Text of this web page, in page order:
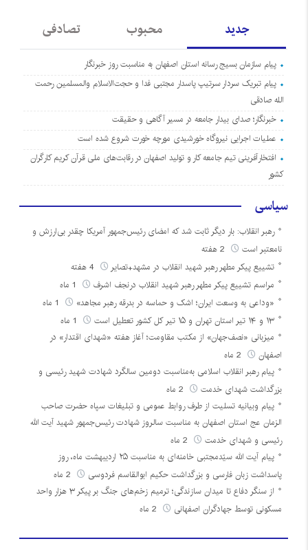
جدید محبوب تصادفی
پیام سازمان بسیج رسانه استان اصفهان به مناسبت روز خبرنگار
پیام تبریک سردار سرتیپ پاسدار مجتبی فدا و حجت‌الاسلام والمسلمین رحمت
الله صادقی
خبرنگار؛ صدای بیدار جامعه در مسیر آگاهی و حقیقت
عملیات اجرایی نیروگاه خورشیدی مورچه خورت شروع شده است
افتخارآفرینی تیم جامعه کار و تولید اصفهان در رقابت‌های ملی قرآن کریم کارگران
کشور
سیاسی
رهبر انقلاب: بار دیگر ثابت شد که امضای رئیس‌جمهور آمریکا چقدر بی‌ارزش و
نامعتبر است
تشییع پیکر مطهر رهبر شهید انقلاب در مشهد+تصایر
مراسم تشییع پیکر مطهر رهبر شهید انقلاب درنجف اشرف
«وداعی به وسعت ایران؛ اشک و حماسه در بدرقه رهبر مجاهد»
۱۳ و ۱۴ تیر استان تهران و ۱۵ تیر کل کشور تعطیل است
میزبانی «نصف‌جهان» از مکتب مقاومت؛ آغاز هفته «شهدای اقتدار» در
اصفهان
پیام رهبر انقلاب اسلامی به‌مناسبت دومین سالگرد شهادت شهید رئیسی و
بزرگداشت شهدای خدمت
پیام وبیانیه تسلیت از طرف روابط عمومی و تبلیغات سپاه حضرت صاحب
الزمان عج استان اصفهان به مناسبت سالروز شهادت رئیس‌جمهور شهید آیت الله
رئیسی و شهدای خدمت
پیام آیت الله سیّدمجتبی خامنه‌ای به مناسبت ۲۵ اردیبهشت ماه، روز
پاسداشت زبان فارسی و بزرگداشت حکیم ابوالقاسم فردوسی
از سنگر دفاع تا میدان سازندگی؛ ترمیم زخم‌های جنگ بر پیکر ۳ هزار واحد
مسکونی توسط جهادگران اصفهانی